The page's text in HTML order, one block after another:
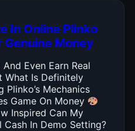
In Online Plinko
Genuine Money
Even Earn Real
What Is Definitely
Plinko’s Mechanics
Game On Money
Inspired Can My
Cash In Demo Setting?